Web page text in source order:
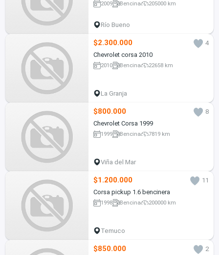
2009 Bencina 205000 km
Río Bueno
$2.300.000
4
Chevrolet corsa 2010
2010 Bencina 22658 km
La Granja
$800.000
8
Chevrolet Corsa 1999
1999 Bencina 7819 km
Viña del Mar
$1.200.000
11
Corsa pickup 1.6 bencinera
1998 Bencina 200000 km
Temuco
$850.000
2